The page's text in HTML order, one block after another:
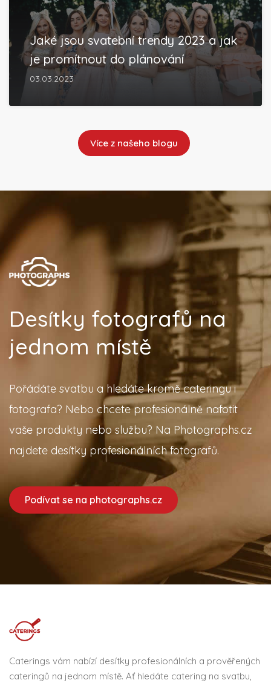
Jaké jsou svatební trendy 2023 a jak
je promítnout do plánování
03.03.2023
Více z našeho blogu
Desítky fotografů na
jednom místě
Pořádáte svatbu a hledáte kromě cateringu i
fotografa? Nebo chcete profesionálně nafotit
vaše produkty nebo službu? Na Photographs.cz
najdete desítky profesionálních fotografů.
Podívat se na photographs.cz
Caterings vám nabízí desítky profesionálních a prověřených
cateringů na jednom místě. Ať hledáte catering na svatbu,